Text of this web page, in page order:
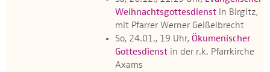
Weihnachtsgottesdienst in Birgitz,
mit Pfarrer Werner Geißelbrecht
So, 24.01., 19 Uhr, Ökumenischer
Gottesdienst in der r.k. Pfarrkirche
Axams